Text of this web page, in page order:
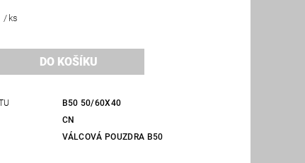
/ ks
B50 50/60X40
CN
VÁLCOVÁ POUZDRA B50